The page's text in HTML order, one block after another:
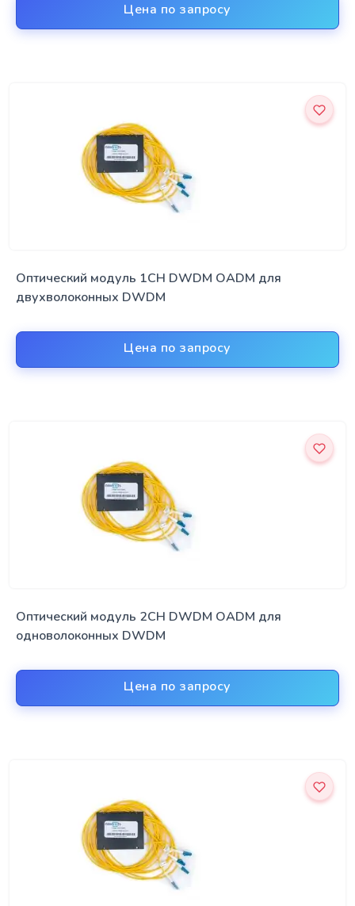
Цена по запросу
Оптический модуль 1CH DWDM OADM для
двухволоконных DWDM
Цена по запросу
Оптический модуль 2CH DWDM OADM для
одноволоконных DWDM
Цена по запросу